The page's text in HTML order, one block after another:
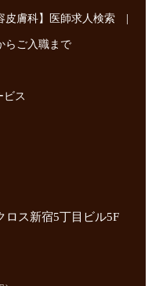
皮膚科】医師求人検索 |
らご入職まで
ビス
ロス新宿5丁目ビル5F